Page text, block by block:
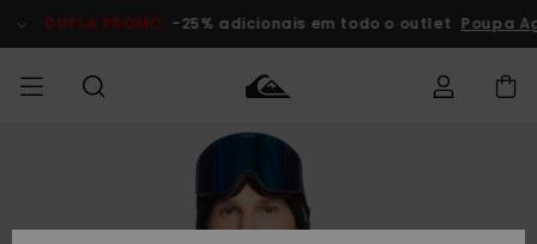
do
DUPLA PROMO -25% adicionais em todo o outlet Poupa
Roupas
MENINO
Roupas
Surf Shop
Homem
Artigos
Neve
Homem
Outlet
Homem
Acede à tua
encomenda